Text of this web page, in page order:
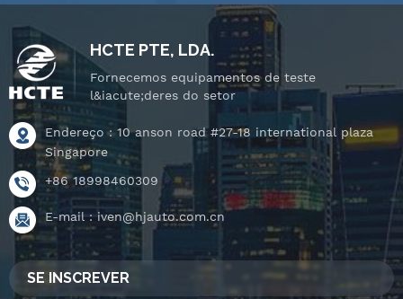
HCTE PTE, LDA.
Fornecemos equipamentos de teste
l&iacute;deres do setor
Endereço : 10 anson road #27-18 international plaza
Singapore
+86 18998460309
E-mail :iven@hjauto.com.cn
SE INSCREVER